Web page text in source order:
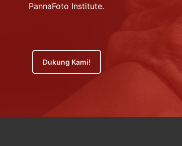
PannaFoto Institute.
Dukung Kami!